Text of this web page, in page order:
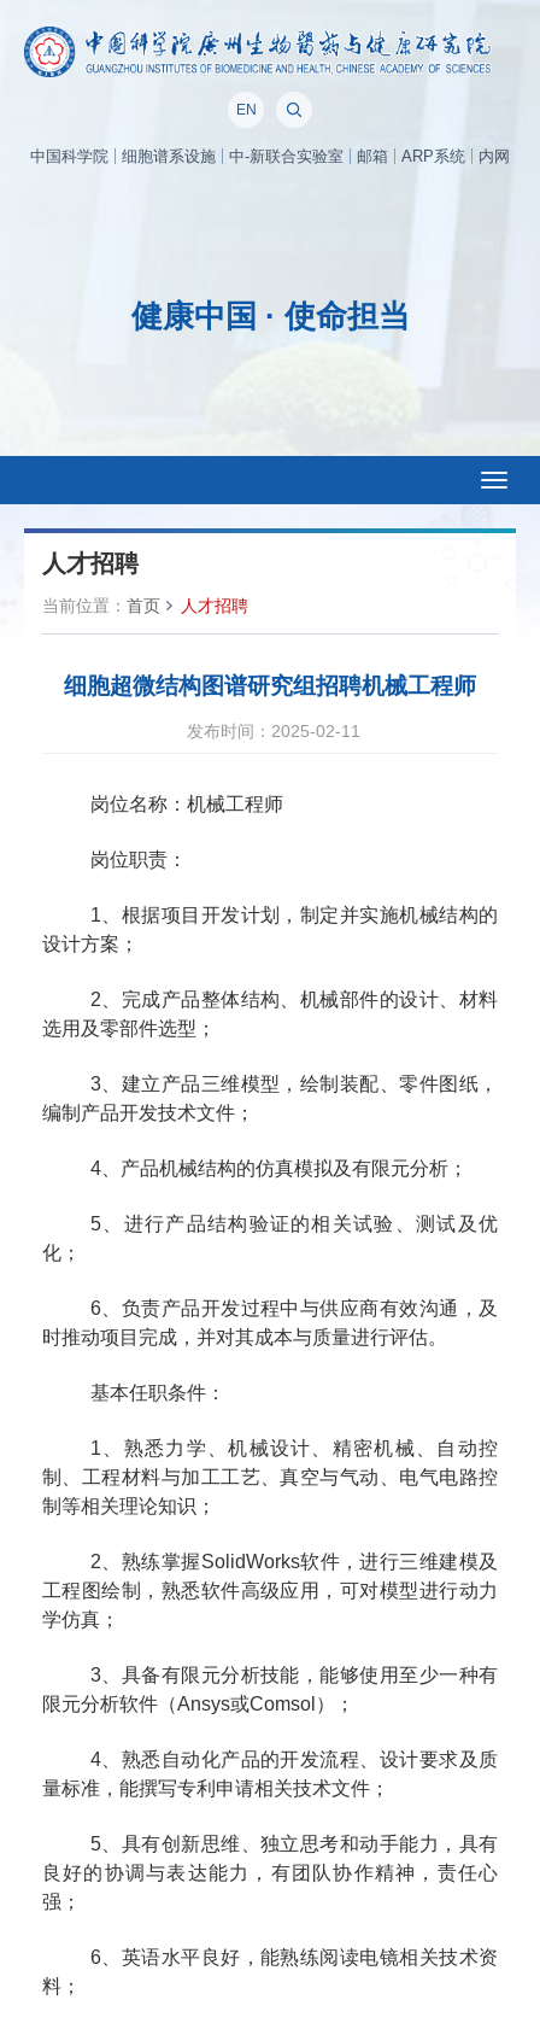
EN
中国科学院 细胞谱系设施 中-新联合实验室 邮箱 ARP系统 内网
健康中国 · 使命担当
人才招聘
当前位置： 首页 人才招聘
细胞超微结构图谱研究组招聘机械工程师
发布时间：2025-02-11
岗位名称：机械工程师
岗位职责：
1 、根据项目开发计划，制定并实施机械结构的
设计方案；
2 、完成产品整体结构、机械部件的设计、材料
选用及零部件选型；
3 、建立产品三维模型，绘制装配、零件图纸，
编制产品开发技术文件；
4 、产品机械结构的仿真模拟及有限元分析；
5 、进行产品结构验证的相关试验、测试及优
化；
6 、负责产品开发过程中与供应商有效沟通，及
时推动项目完成，并对其成本与质量进行评估。
基本任职条件：
1 、熟悉力学、机械设计、精密机械、自动控
制、工程材料与加工工艺、真空与气动、电气电路控
制等相关理论知识；
2 、熟练掌握SolidWorks软件，进行三维建模及
工程图绘制，熟悉软件高级应用，可对模型进行动力
学仿真；
3 、具备有限元分析技能，能够使用至少一种有
限元分析软件（Ansys或Comsol ）；
4 、熟悉自动化产品的开发流程、设计要求及质
量标准，能撰写专利申请相关技术文件；
5 、具有创新思维、独立思考和动手能力，具有
良好的协调与表达能力，有团队协作精神，责任心
强；
6 、英语水平良好，能熟练阅读电镜相关技术资
料；